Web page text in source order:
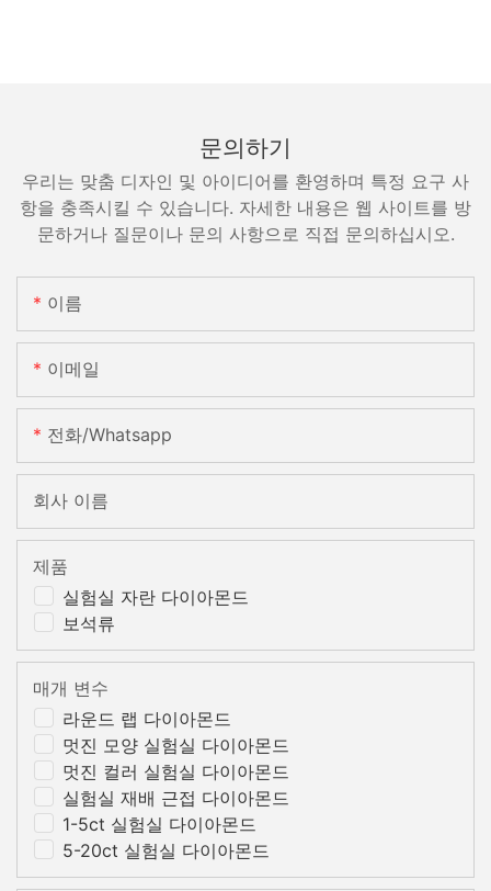
문의하기
우리는 맞춤 디자인 및 아이디어를 환영하며 특정 요구 사
항을 충족시킬 수 있습니다. 자세한 내용은 웹 사이트를 방
문하거나 질문이나 문의 사항으로 직접 문의하십시오.
이름
이메일
전화/whatsapp
회사 이름
실험실 자란 다이아몬드
보석류
제품
라운드 랩 다이아몬드
멋진 모양 실험실 다이아몬드
멋진 컬러 실험실 다이아몬드
실험실 재배 근접 다이아몬드
1-5ct 실험실 다이아몬드
5-20ct 실험실 다이아몬드
매개 변수